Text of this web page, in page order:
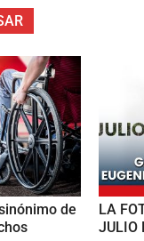
de
LA
JULIO